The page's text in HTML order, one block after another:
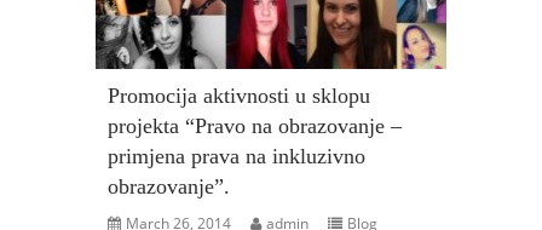
Promocija aktivnosti u sklopu
projekta “Pravo na obrazovanje –
primjena prava na inkluzivno
obrazovanje”.
March 26, 2014 admin Blog